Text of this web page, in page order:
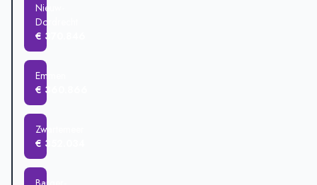
Nieuw-
Dordrecht
€ 370.846
Emmen
€ 360.866
Zwartemeer
€ 352.034